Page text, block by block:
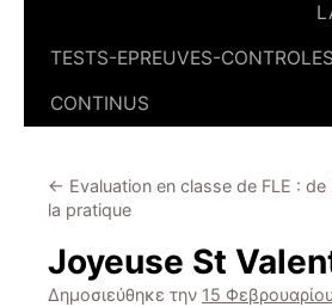
TESTS-EPREUVES-CONTROLES
CONTINUS
← Evaluation en classe de FLE : de
la pratique
Joyeuse St
Δημοσιεύθηκε την 15